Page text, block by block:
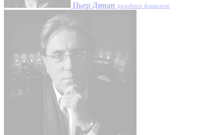
Пьер Динан дизайнер флаконов